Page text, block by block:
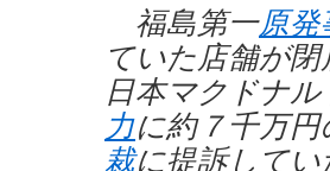
福島第一原発
ていた店舗が
日本マクドナル
力に約７千万
裁に提訴して